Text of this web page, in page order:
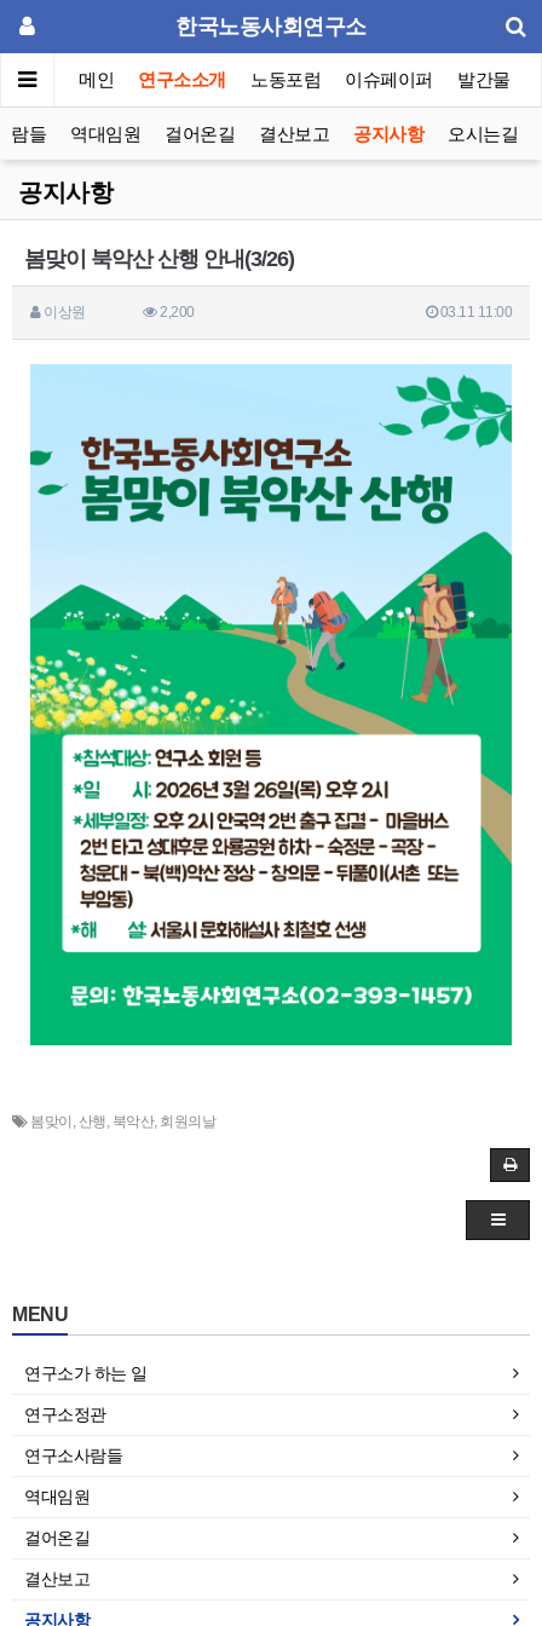
한국노동사회연구소
메인 연구소소개 노동포럼 이슈페이퍼 발간물
람들 역대임원 걸어온길 결산보고 공지사항 오시는길
공지사항
봄맞이 북악산 산행 안내(3/26)
이상원 2,200 03.11 11:00
봄맞이 , 산행, 북악산, 회원의날
MENU
연구소가 하는 일
연구소정관
연구소사람들
역대임원
걸어온길
결산보고
공지사항